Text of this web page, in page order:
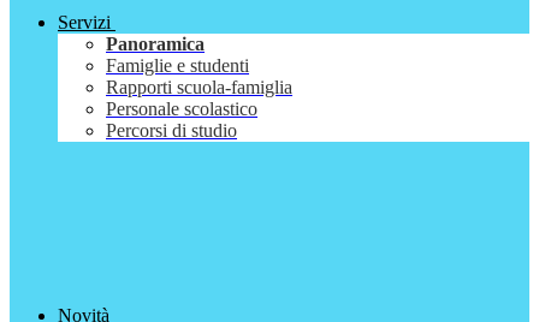
Servizi
Panoramica
Famiglie e studenti
Rapporti scuola-famiglia
Personale scolastico
Percorsi di studio
Novità